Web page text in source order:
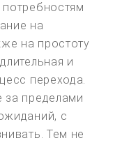
на
на простоту
и
перехода.
пределами
с
Тем не